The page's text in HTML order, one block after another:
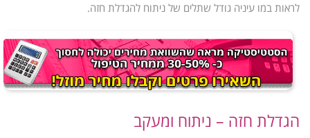
לראות במו עיניה גודל שתלים של ניתוח להגדלת חזה.
הגדלת חזה – ניתוח ומעקב